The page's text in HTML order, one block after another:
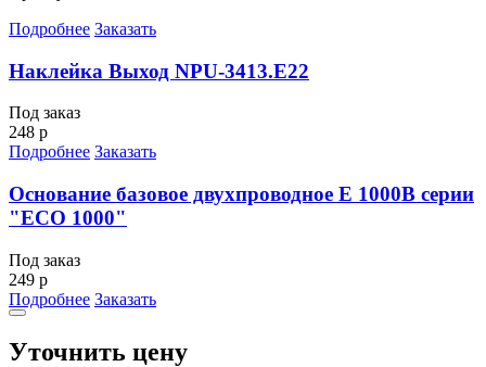
Подробнее Заказать
Наклейка Выход NPU-3413.E22
Под заказ
248 р
Подробнее Заказать
Основание базовое двухпроводное Е 1000В серии
"ЕСО 1000"
Под заказ
249 р
Подробнее Заказать
Уточнить цену